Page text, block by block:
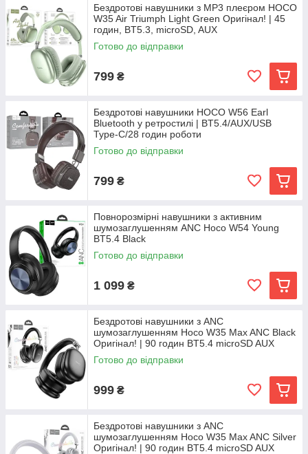
Бездротові навушники з MP3 плеєром HOCO
W35 Air Triumph Light Green Оригінал! | 45
годин, BT5.3, microSD, AUX
Готово до відправки
799 ₴
Бездротові навушники HOCO W56 Earl
Bluetooth у ретростилі | BT5.4/AUX/USB
Type-C/28 годин роботи
Готово до відправки
799 ₴
Повнорозмірні навушники з активним
шумозаглушенням ANC Hoco W54 Young
BT5.4 Black
Готово до відправки
1 099 ₴
Бездротові навушники з ANC
шумозаглушенням Hoco W35 Max ANC Black
Оригінал! | 90 годин BT5.4 microSD AUX
Готово до відправки
999 ₴
Бездротові навушники з ANC
шумозаглушенням Hoco W35 Max ANC Silver
Оригінал! | 90 годин BT5.4 microSD AUX